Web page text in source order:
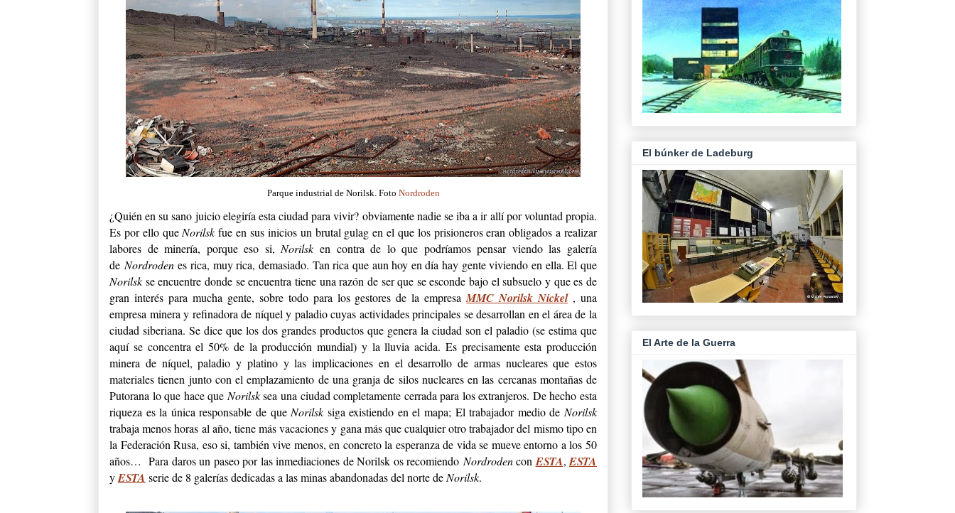
Parque industrial de Norilsk. Foto Nordroden
¿Quién en su sano juicio elegiría esta ciudad para vivir? obviamente nadie se iba a ir allí por voluntad propia.
Es por ello que Norilskfue en sus inicios un brutal gulag en el que los prisioneros eran obligados a realizar
labores de minería, porque eso si, Norilsk en contra de lo que podríamos pensar viendo las galería
de Nordrodenes rica, muy rica, demasiado. Tan rica que aun hoy en día hay gente viviendo en ella. El que
Norilsk se encuentre donde se encuentra tiene una razón de ser que se esconde bajo el subsuelo y que es de
gran interés para mucha gente, sobre todo para los gestores de la empresaMMC Norilsk Nickel, una
empresa minera y refinadora de níquel y paladio cuyas actividades principales se desarrollan en el área de la
ciudad siberiana. Se dice que los dos grandes productos que genera la ciudad son el paladio (se estima que
aquí se concentra el 50% de la producción mundial) y la lluvia acida. Es precisamente esta producción
minera de níquel, paladio y platino y las implicaciones en el desarrollo de armas nucleares que estos
materiales tienen junto con el emplazamiento de una granja de silos nucleares en las cercanas montañas de
Putorana lo que hace que Norilsksea una ciudad completamente cerrada para los extranjeros. De hecho esta
riqueza es la única responsable de que Norilsk siga existiendo en el mapa; El trabajador medio de Norilsk
trabaja menos horas al año, tiene más vacaciones y gana más que cualquier otro trabajador del mismo tipo en
la Federación Rusa, eso si, también vive menos, en concreto la esperanza de vida se mueve entorno a los 50
años… Para daros un paseo por las inmediaciones de Norilsk os recomiendo Nordrodencon ESTA, ESTA
yESTA serie de 8 galerías dedicadas a las minas abandonadas del norte de Norilsk.
El búnker de Ladeburg
El Arte de la Guerra